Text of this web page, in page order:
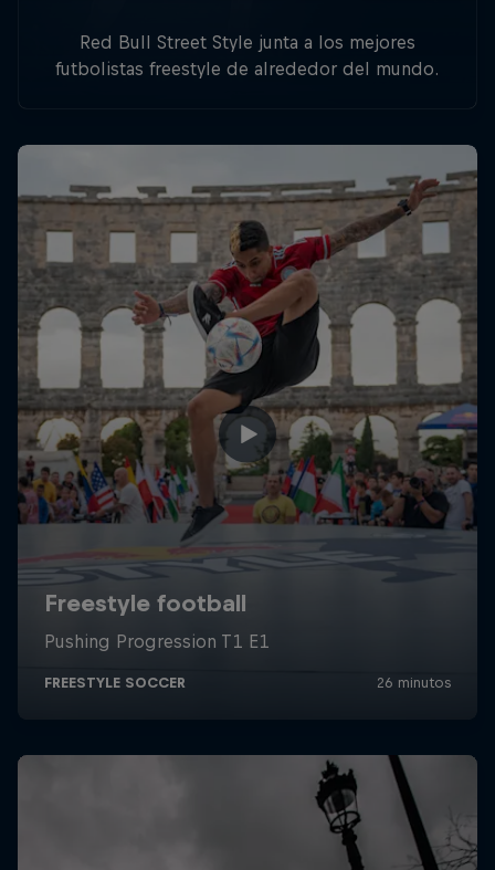
Red Bull Street Style junta a los mejores
futbolistas freestyle de alrededor del mundo.